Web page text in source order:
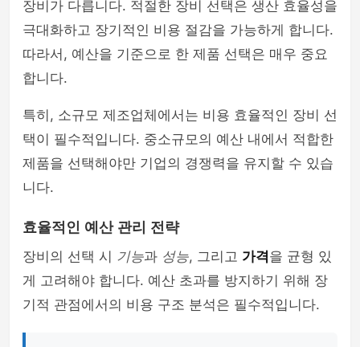
장비가 다릅니다. 적절한 장비 선택은 생산 효율성을
극대화하고 장기적인 비용 절감을 가능하게 합니다.
따라서, 예산을 기준으로 한 제품 선택은 매우 중요
합니다.
특히, 소규모 제조업체에서는 비용 효율적인 장비 선
택이 필수적입니다. 중소규모의 예산 내에서 적합한
제품을 선택해야만 기업의 경쟁력을 유지할 수 있습
니다.
효율적인 예산 관리 전략
장비의 선택 시 기능과 성능, 그리고 가격을 균형 있
게 고려해야 합니다. 예산 초과를 방지하기 위해 장
기적 관점에서의 비용 구조 분석은 필수적입니다.